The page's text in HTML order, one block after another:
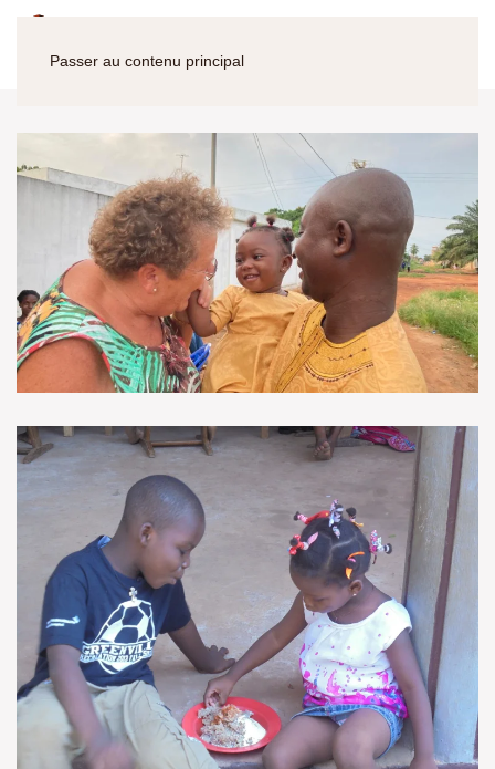
Passer au contenu principal
VOIR EN GRAND
VOIR EN GRAND